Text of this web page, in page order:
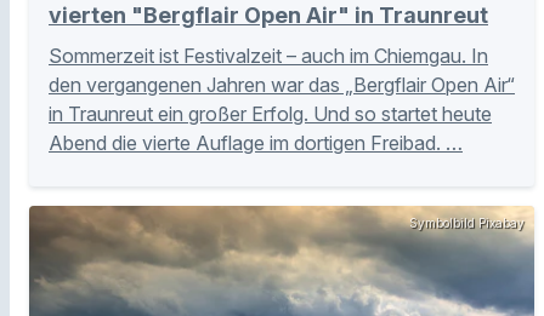
vierten "Bergflair Open Air" in Traunreut
Sommerzeit ist Festivalzeit – auch im Chiemgau. In
den vergangenen Jahren war das „Bergflair Open Air“
in Traunreut ein großer Erfolg. Und so startet heute
Abend die vierte Auflage im dortigen Freibad. …
Symbolbild Pixabay